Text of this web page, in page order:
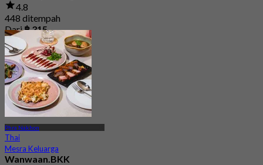
4.8
448 ditempah
Dari฿ 315
Phra Nakhon
Thai
Mesra Keluarga
Wanwaan.BKK